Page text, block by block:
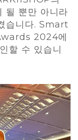
될 뿐만 아니라
습니다. Smart
2024에
할 수 있습니